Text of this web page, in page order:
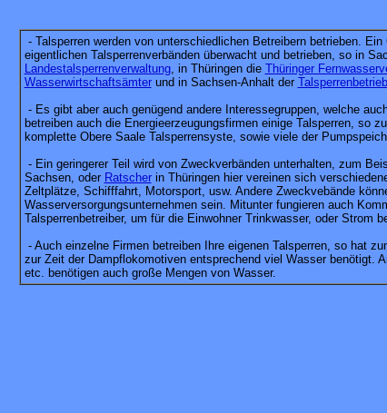
- Talsperren werden von unterschiedlichen Betreibern betrieben.
eigentlichen Talsperrenverbänden überwacht und betrieben, so in
Landestalsperrenverwaltung, in Thüringen die Thüringer
Wasserwirtschaftsämterund in Sachsen-Anhalt der Talsperrenbetrieb
- Es gibt aber auch genügend andere Interessegruppen, welche
betreiben auch die Energieerzeugungsfirmen einige Talsperren, so
komplette Obere Saale Talsperrensyste, sowie viele der
- Ein geringerer Teil wird von Zweckverbänden unterhalten, zum
Sachsen, oder Ratscherin Thüringen hier vereinen sich
Zeltplätze, Schifffahrt, Motorsport, usw. Andere Zweckvebände
Wasserversorgungsunternehmen sein. Mitunter fungieren auch
Talsperrenbetreiber, um für die Einwohner Trinkwasser, oder Strom
- Auch einzelne Firmen betreiben Ihre eigenen Talsperren, so hat
zur Zeit der Dampflokomotiven entsprechend viel Wasser benötigt.
etc. benötigen auch große Mengen von Wasser.